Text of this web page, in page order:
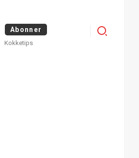
Abonner
Kokketips
Logg